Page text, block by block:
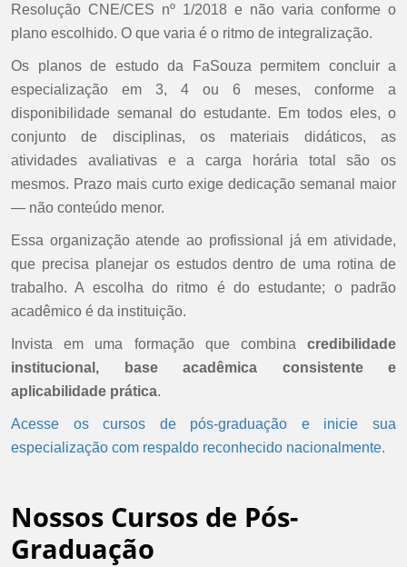
Resolução CNE/CES nº 1/2018 e não varia conforme o
plano escolhido. O que varia é o ritmo de integralização.
Os planos de estudo da FaSouza permitem concluir a
especialização em 3, 4 ou 6 meses, conforme a
disponibilidade semanal do estudante. Em todos eles, o
conjunto de disciplinas, os materiais didáticos, as
atividades avaliativas e a carga horária total são os
mesmos. Prazo mais curto exige dedicação semanal maior
— não conteúdo menor.
Essa organização atende ao profissional já em atividade,
que precisa planejar os estudos dentro de uma rotina de
trabalho. A escolha do ritmo é do estudante; o padrão
acadêmico é da instituição.
Invista em uma formação que combina credibilidade
institucional, base acadêmica consistente e
aplicabilidade prática.
Acesse os cursos de pós-graduação e inicie sua
especialização com respaldo reconhecido nacionalmente.
Nossos Cursos de Pós-
Graduação